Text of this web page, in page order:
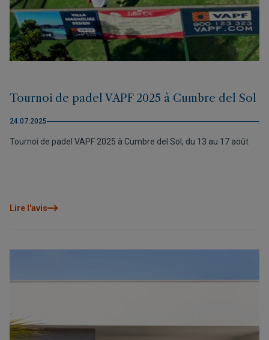
Tournoi de padel VAPF 2025 à Cumbre del Sol
24.07.2025
Tournoi de padel VAPF 2025 à Cumbre del Sol, du 13 au 17 août
Lire l'avis